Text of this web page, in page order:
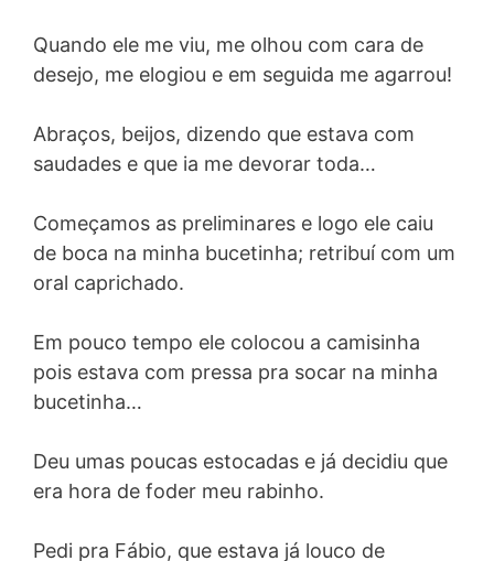
Quando ele me viu, me olhou com cara de
desejo, me elogiou e em seguida me agarrou!
Abraços, beijos, dizendo que estava com
saudades e que ia me devorar toda…
Começamos as preliminares e logo ele caiu
de boca na minha bucetinha; retribuí com um
oral caprichado.
Em pouco tempo ele colocou a camisinha
pois estava com pressa pra socar na minha
bucetinha…
Deu umas poucas estocadas e já decidiu que
era hora de foder meu rabinho.
Pedi pra Fábio, que estava já louco de